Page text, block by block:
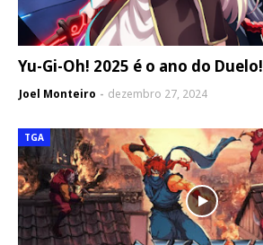
Yu-Gi-Oh! 2025 é o ano do Duelo!
Joel Monteiro dezembro 27, 2024
TGA